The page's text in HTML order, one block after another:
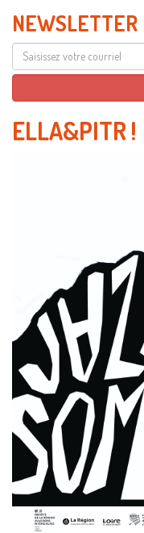
NEWSLETTER
ELLA&PITR !